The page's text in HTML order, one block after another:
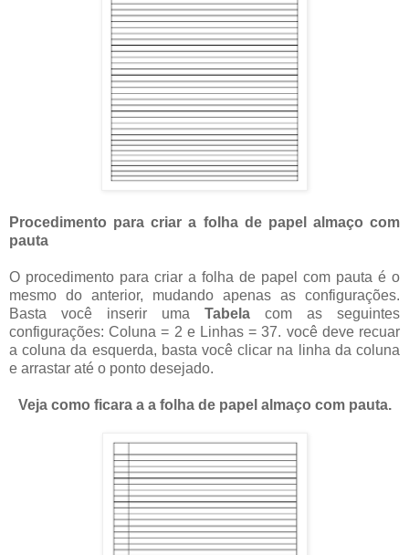
Procedimento para criar a folha de papel almaço com
pauta
O procedimento para criar a folha de papel com pauta é o
mesmo do anterior, mudando apenas as configurações.
Basta você inserir uma Tabela com as seguintes
configurações: Coluna = 2 e Linhas = 37. você deve recuar
a coluna da esquerda, basta você clicar na linha da coluna
e arrastar até o ponto desejado.
Veja como ficara a a folha de papel almaço com pauta.